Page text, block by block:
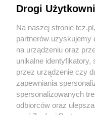
O FIRMIE
REKLAMA
Drogi
Na naszej stronie
partnerów uzyskujemy
na urządzeniu oraz
unikalne identyfikatory,
przez urządzenie czy
zapewniania
spersonalizowanych
odbiorców oraz